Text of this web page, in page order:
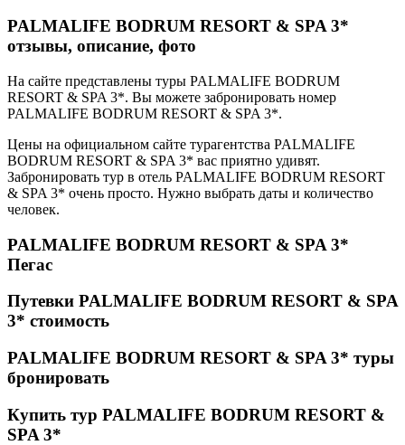
PALMALIFE BODRUM RESORT & SPA 3*
отзывы, описание, фото
На сайте представлены туры PALMALIFE BODRUM
RESORT & SPA 3*. Вы можете забронировать номер
PALMALIFE BODRUM RESORT & SPA 3*.
Цены на официальном сайте турагентства PALMALIFE
BODRUM RESORT & SPA 3* вас приятно удивят.
Забронировать тур в отель PALMALIFE BODRUM RESORT
& SPA 3* очень просто. Нужно выбрать даты и количество
человек.
PALMALIFE BODRUM RESORT & SPA 3*
Пегас
Путевки PALMALIFE BODRUM RESORT & SPA
3* стоимость
PALMALIFE BODRUM RESORT & SPA 3* туры
бронировать
Купить тур PALMALIFE BODRUM RESORT &
SPA 3*